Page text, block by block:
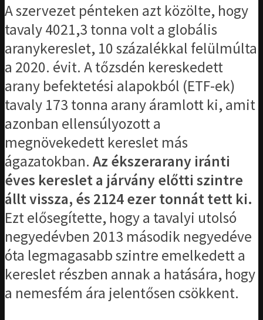
A szervezet pénteken azt közölte, hogy
tavaly 4021,3 tonna volt a globális
aranykereslet, 10 százalékkal felülmúlta
a 2020. évit. A tőzsdén kereskedett
arany befektetési alapokból (ETF-ek)
tavaly 173 tonna arany áramlott ki, amit
azonban ellensúlyozott a
megnövekedett kereslet más
ágazatokban. Az ékszerarany iránti
éves kereslet a járvány előtti szintre
állt vissza, és 2124 ezer tonnát tett ki.
Ezt elősegítette, hogy a tavalyi utolsó
negyedévben 2013 második negyedéve
óta legmagasabb szintre emelkedett a
kereslet részben annak a hatására, hogy
a nemesfém ára jelentősen csökkent.